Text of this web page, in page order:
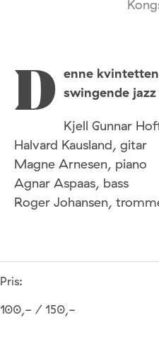
D enne
swingende
Kjell Gunnar
Halvard Kausland, gitar
Magne Arnesen, piano
Agnar Aspaas, bass
Roger Johansen,
Pris:
100,- / 150,-